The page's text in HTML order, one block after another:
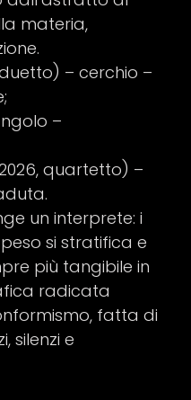
materia,
– cerchio –
–
quartetto) –
un interprete: i
si stratifica e
più tangibile in
radicata
fatta di
silenzi e